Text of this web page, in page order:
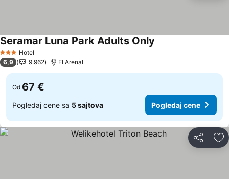
3 Zvezdice
Hotel
Seramar Luna Park Adults Only
6,9 9.962 El Arenal
Od 67 €
Pogledaj cene sa 5 sajtova Pogledaj cene
Deli